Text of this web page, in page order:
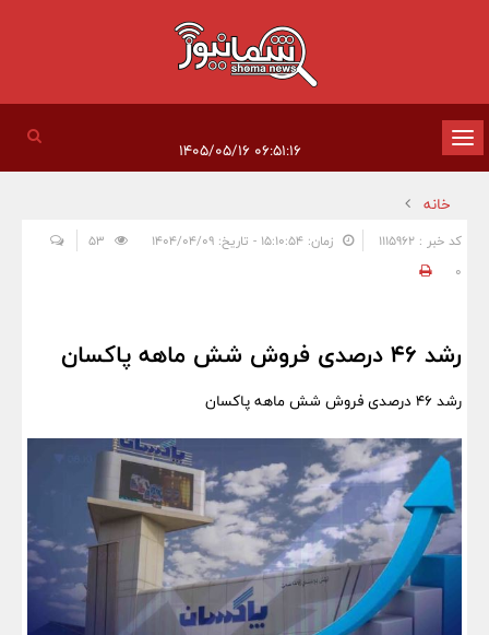
تغییر
وضعیت
ناوبری
۰۶:۵۱:۱۶ ۱۴۰۵/۰۵/۱۶
خانه
کد خبر : 1115962 زمان: ۱۵:۱۰:۵۴ - تاریخ: ۱۴۰۴/۰۴/۰۹
0
رشد ۴۶ درصدی فروش شش ماهه پاکسان
رشد ۴۶ درصدی فروش شش ماهه پاکسان